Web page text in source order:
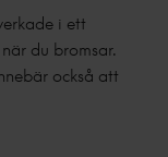
i ett
du bromsar.
också att